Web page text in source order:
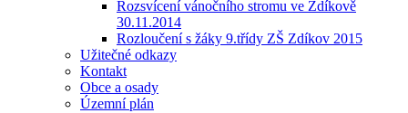
Rozsvícení vánočního stromu ve Zdíkově
30.11.2014
Rozloučení s žáky 9.třídy ZŠ Zdíkov 2015
Užitečné odkazy
Kontakt
Obce a osady
Územní plán